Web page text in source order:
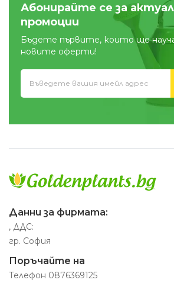
Абонирайте се за
промоции
Бъдете първите, които ще
новите оферти!
Данни за фирмата:
, ДДС:
гр. София
Поръчайте на
Телефон 0876369125